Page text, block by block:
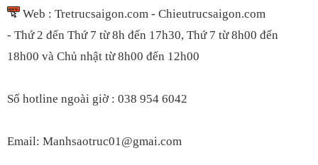
Web : Tretrucsaigon.com - Chieutrucsaigon.com
- Thứ 2 đến Thứ 7 từ 8h đến 17h30, Thứ 7 từ 8h00 đến
18h00 và Chủ nhật từ 8h00 đến 12h00
Số hotline ngoài giờ : 038 954 6042
Email: Manhsaotruc01@gmai.com